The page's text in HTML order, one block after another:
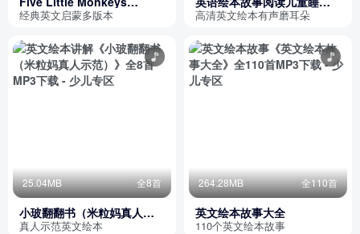
Jumping on the Bed
经典英文启蒙多版本 故事
高清英文绘本有声磨耳朵
25.04MB 全8首
小玻翻翻书（米粒妈真人示
范）
真人示范英文绘本
264.28MB 全110首
英文绘本故事大全
110个英文绘本故事